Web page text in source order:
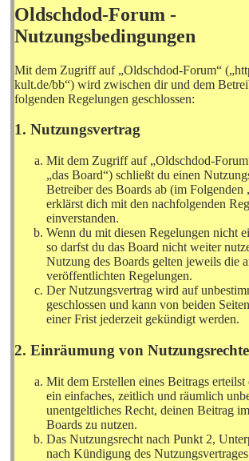
Oldschdod-Forum -
Nutzungsbedingungen
Mit dem Zugriff auf „Oldschdod-Forum“
kult.de/bb“) wird zwischen dir und dem
folgenden Regelungen geschlossen:
1. Nutzungsvertrag
Mit dem Zugriff auf „Oldschdod-
„das Board“) schließt du einen
Betreiber des Boards ab (im Folgenden
erklärst dich mit den nachfolgenden
einverstanden.
Wenn du mit diesen Regelungen nicht
so darfst du das Board nicht weiter
Nutzung des Boards gelten jeweils die
veröffentlichten Regelungen.
Der Nutzungsvertrag wird auf
geschlossen und kann von beiden
einer Frist jederzeit gekündigt werden.
2. Einräumung von
Mit dem Erstellen eines Beitrags
ein einfaches, zeitlich und räumlich
unentgeltliches Recht, deinen Beitrag
Boards zu nutzen.
Das Nutzungsrecht nach Punkt 2,
nach Kündigung des Nutzungsvertrages